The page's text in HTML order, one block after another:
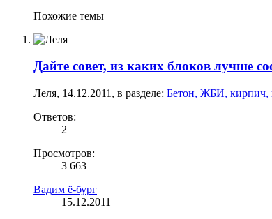
Похожие темы
Дайте совет, из каких блоков лучше
Леля, 14.12.2011 , в разделе: Бетон, ЖБИ, кирпич,
Ответов:
2
Просмотров:
3 663
Вадим ё-бург
15.12.2011